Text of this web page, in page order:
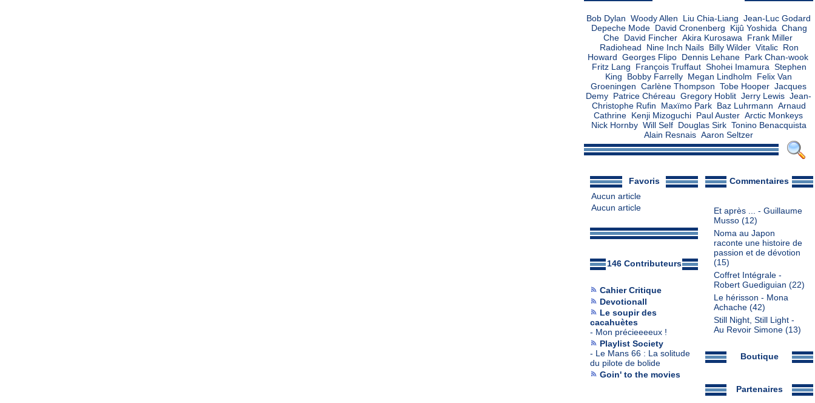
Bob Dylan Woody Allen Liu Chia-Liang Jean-Luc Godard
Depeche Mode
David Cronenberg Kijû Yoshida Chang
Che
David Fincher Akira Kurosawa
Frank Miller
Radiohead
Nine Inch Nails Billy Wilder Vitalic
Ron
Howard
Georges Flipo Dennis Lehane
Park Chan-wook
Fritz Lang
François Truffaut Shohei Imamura Stephen
King
Bobby Farrelly Megan Lindholm
Felix Van
Groeningen Carlène Thompson Tobe Hooper Jacques
Demy
Patrice Chéreau Gregory Hoblit Jerry Lewis Jean-
Christophe Rufin
Maxïmo Park Baz Luhrmann Arnaud
Cathrine
Kenji Mizoguchi Paul Auster Arctic Monkeys
Nick Hornby Will Self Douglas Sirk Tonino Benacquista
Alain Resnais Aaron Seltzer
Commentaires
Et après ... - Guillaume
Musso(12)
Noma au Japon
raconte une histoire de
passion et de dévotion
(15)
Coffret Intégrale -
Robert Guediguian (22)
Le hérisson - Mona
Achache(42)
Still Night, Still Light -
Au Revoir Simone(13)
Boutique
Partenaires
Favoris
Aucun article
Aucun article
146 Contributeurs
Cahier Critique
Devotionall
Le soupir des
cacahuètes
- Mon précieeeeux !
Playlist Society
- Le Mans 66 : La solitude
du pilote de bolide
Goin' to the movies